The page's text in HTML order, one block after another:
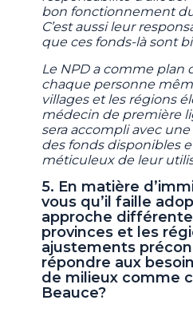
bon fonctionnement
C’est aussi leur
que ces fonds-là sont
Le NPD a comme plan
chaque personne
villages et les régions
médecin de première
sera accompli avec
des fonds disponibles
méticuleux de leur
5. En matière
vous qu’il faille
approche
provinces et les
ajustements
répondre aux
de milieux comme
Beauce?